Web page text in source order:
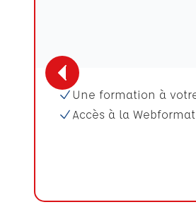
Une formation à
Accès à la